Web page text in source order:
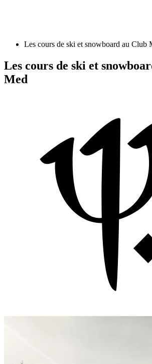
Les cours de ski et snowboard au Club
Les cours de ski et
Med